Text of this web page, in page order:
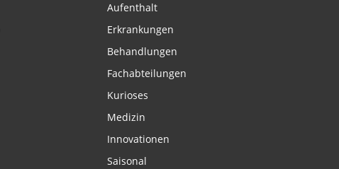
Aufenthalt
Erkrankungen
Behandlungen
Fachabteilungen
Kurioses
Medizin
Innovationen
Saisonal